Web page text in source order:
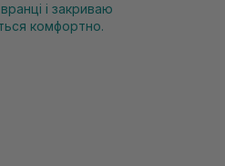
і закриваю
комфортно.